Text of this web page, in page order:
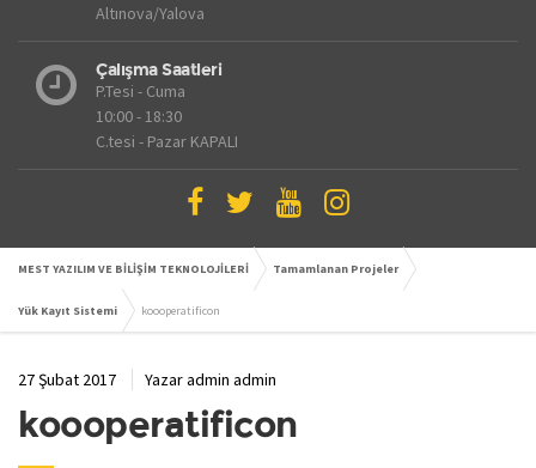
Altınova/Yalova
Çalışma Saatleri
P.Tesi - Cuma
10:00 - 18:30
C.tesi - Pazar KAPALI
MEST YAZILIM VE BİLİŞİM TEKNOLOJİLERİ Tamamlanan Projeler
Yük Kayıt Sistemi koooperatificon
27 Şubat 2017 Yazaradmin admin
koooperatificon